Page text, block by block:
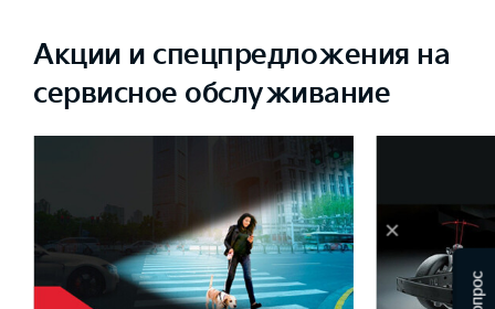
Акции и спецпредложения на
сервисное обслуживание
×